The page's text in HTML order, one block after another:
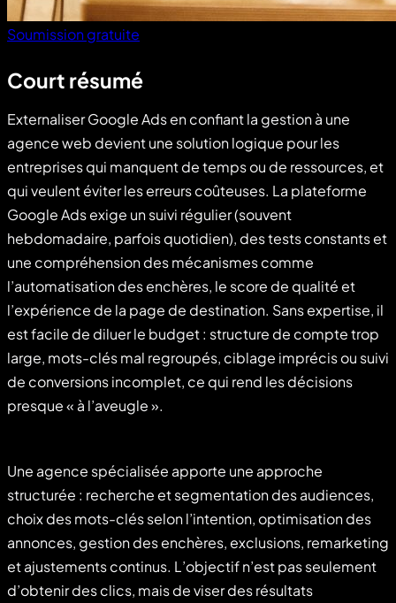
Soumission gratuite
Court résumé
Externaliser Google Ads en confiant la gestion à une
agence web devient une solution logique pour les
entreprises qui manquent de temps ou de ressources, et
qui veulent éviter les erreurs coûteuses. La plateforme
Google Ads exige un suivi régulier (souvent
hebdomadaire, parfois quotidien), des tests constants et
une compréhension des mécanismes comme
l’automatisation des enchères, le score de qualité et
l’expérience de la page de destination. Sans expertise, il
est facile de diluer le budget : structure de compte trop
large, mots-clés mal regroupés, ciblage imprécis ou suivi
de conversions incomplet, ce qui rend les décisions
presque « à l’aveugle ».
Une agence spécialisée apporte une approche
structurée : recherche et segmentation des audiences,
choix des mots-clés selon l’intention, optimisation des
annonces, gestion des enchères, exclusions, remarketing
et ajustements continus. L’objectif n’est pas seulement
d’obtenir des clics, mais de viser des résultats